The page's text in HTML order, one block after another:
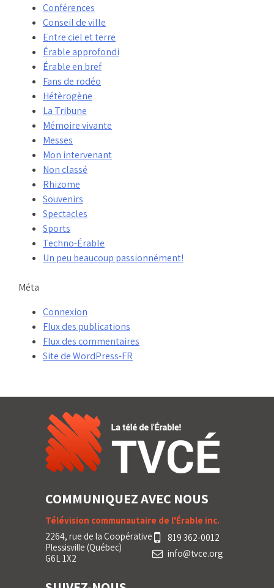
Conférences
Conseil de ville
Entre ciel et terre
Érable approfondi
Érable en bref
Fans de rodéo
Hétèrogène
La Tribune
Mémoire vivante
Messes
Mon intervenant
Non classé
Rhizome
Souvenirs
Spectacles
Sports
Techno-Érable
Un peu beaucoup passionnément!
Méta
Connexion
Flux des publications
Flux des commentaires
Site de WordPress-FR
COMMUNIQUEZ AVEC NOUS
Télévision communautaire de l'Érable inc.
2264, rue de la Coopérative
Plessisville (Québec)
G6L 1X2
819 362-0012
info@tvce.org